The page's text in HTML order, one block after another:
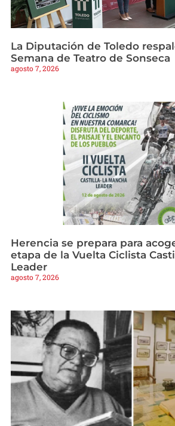
La Diputación de Toledo
Semana de Teatro de Sonseca
agosto 7, 2026
Herencia se prepara para
etapa de la Vuelta Ciclista
Leader
agosto 7, 2026